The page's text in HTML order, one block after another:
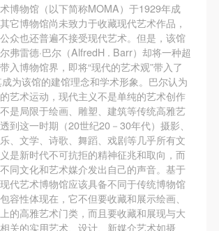
博物馆（以下简称MOMA）于1929年成
它博物馆尚未致力于收藏现代艺术作品，
众也还普遍不接受现代艺术。但是，该馆
弗雷德·巴尔（AlfredH . Barr）却将一种超
入博物馆界，即将“现代的艺术观”带入了
为该馆的建馆理念和学术形象。巴尔认为
艺术运动，现代主义不是单纯的艺术创作
是局限于绘画、雕塑、建筑等传统高雅艺
到这一时期（20世纪20－30年代）摄影、
、文学、诗歌、舞蹈、戏剧等几乎所有文
是新时代不可抗拒的精神征兆和取向，而
同文化和艺术媒介发出自己的声音。基于
代艺术博物馆应该具备不同于传统博物馆
容性体现在，它不但要收藏和展示绘画、
的高雅艺术门类，而且要收藏和展现与大
关的实用艺术、设计、新媒介艺术如摄
次活动期间的人身安全责任自负。鼓
买人身安全保险。活动中一旦出现事
非事故当事人及美术馆将不承担人身
，但有互相援助的义务。参加活动的
动的组织实施救援工作，但对事故本
律责任和经济责任。参加本次活动者
有民事及相关连带责任。
次活动期间应主动遵守美术馆活动秩
场地及展示、展览、馆藏艺术作品及
活动中一旦因个人原因造成美术馆场
次活动期间的人身安全责任自负。鼓
买人身安全保险。活动中一旦出现事
非事故当事人及美术馆将不承担人身
，但有互相援助的义务。参加活动的
动的组织实施救援工作，但对事故本
律责任和经济责任。参加本次活动者
有民事及相关连带责任。
次活动期间应主动遵守美术馆活动秩
场地及展示、展览、馆藏艺术作品及
活动中一旦因个人原因造成美术馆场
次活动期间的人身安全责任自负。鼓
买人身安全保险。活动中一旦出现事
非事故当事人及美术馆将不承担人身
，但有互相援助的义务。参加活动的
动的组织实施救援工作，但对事故本
律责任和经济责任。参加本次活动者
有民事及相关连带责任。
次活动期间应主动遵守美术馆活动秩
场地及展示、展览、馆藏艺术作品及
活动中一旦因个人原因造成美术馆场